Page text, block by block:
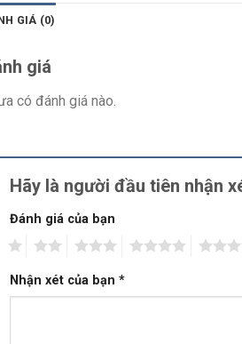
GIÁ (0)
giá
có đánh giá nào.
Hãy là người đầu tiên nhận
Đánh giá của bạn
Nhận xét của bạn *